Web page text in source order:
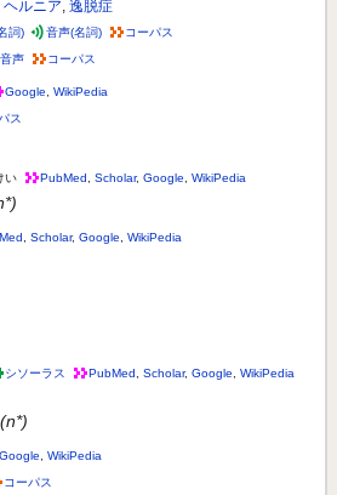
ヘルニア, 逸脱症
詞) 音声(名詞) コーパス
音声 コーパス
Google, WikiPedia
ス
い PubMed , Scholar, Google, WikiPedia
, Scholar, Google, WikiPedia
シソーラス PubMed , Scholar, Google, WikiPedia
(n*)
Google, WikiPedia
コーパス